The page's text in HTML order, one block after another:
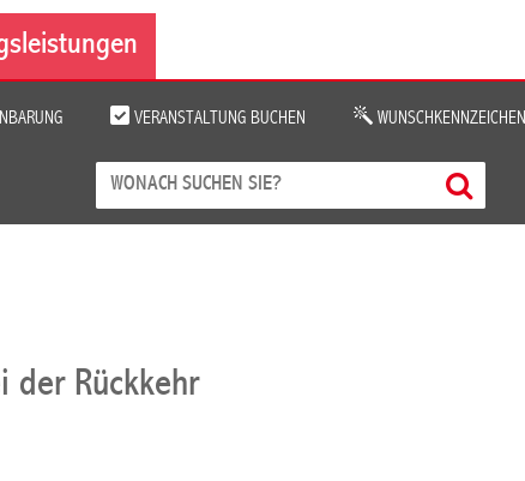
VERANSTALTUNG BUCHEN WUNSCHKENNZEICHEN
der Rückkehr